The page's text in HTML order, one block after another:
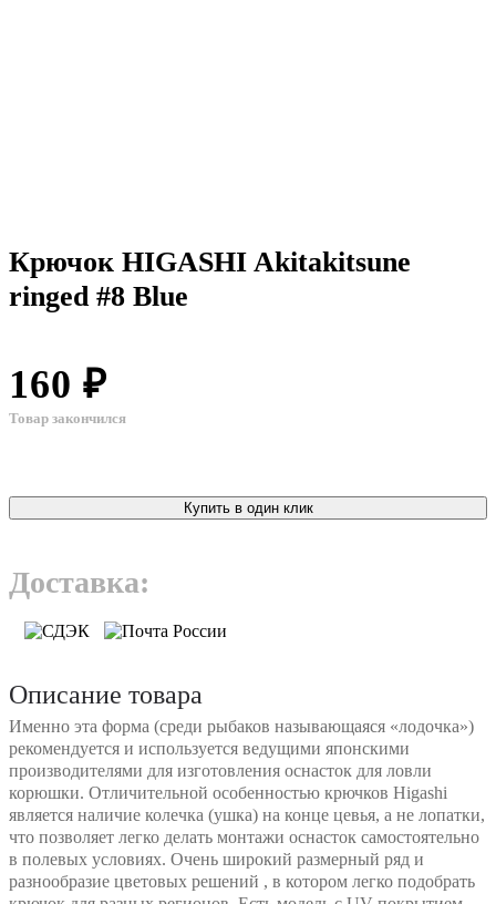
Крючок HIGASHI Akitakitsune
ringed #8 Blue
160 ₽
Товар закончился
Купить в один клик
Доставка:
Описание товара
Именно эта форма (среди рыбаков называющаяся «лодочка»)
рекомендуется и используется ведущими японскими
производителями для изготовления оснасток для ловли
корюшки. Отличительной особенностью крючков Higashi
является наличие колечка (ушка) на конце цевья, а не лопатки,
что позволяет легко делать монтажи оснасток самостоятельно
в полевых условиях. Очень широкий размерный ряд и
разнообразие цветовых решений , в котором легко подобрать